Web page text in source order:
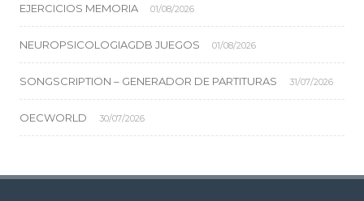
EJERCICIOS MEMORIA 01/08/2026
NEUROPSICOLOGIAGDB JUEGOS 01/08/2026
SONGSCRIPTION – GENERADOR DE PARTITURAS 31/07/2026
OECWORLD 30/07/2026